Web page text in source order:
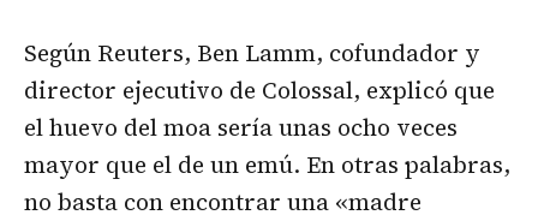
Según Reuters, Ben Lamm, cofundador y
director ejecutivo de Colossal, explicó que
el huevo del moa sería unas ocho veces
mayor que el de un emú. En otras palabras,
no basta con encontrar una «madre